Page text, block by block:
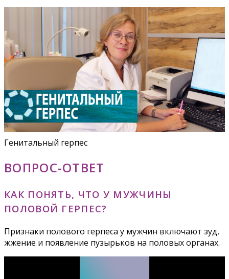
Генитальный герпес
ВОПРОС-ОТВЕТ
КАК ПОНЯТЬ, ЧТО У МУЖЧИНЫ
ПОЛОВОЙ ГЕРПЕС?
Признаки полового герпеса у мужчин включают зуд,
жжение и появление пузырьков на половых органах.